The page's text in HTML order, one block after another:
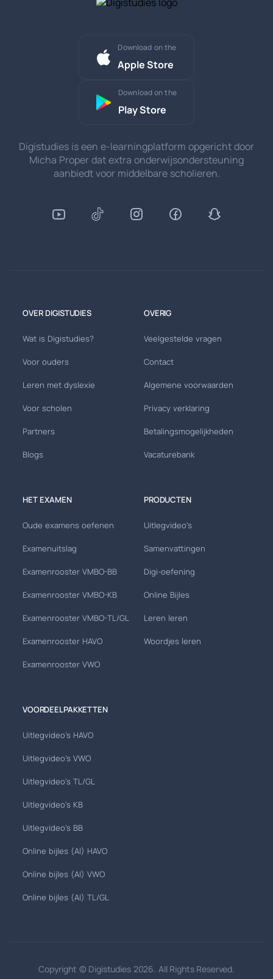
Download on the
Apple Store
Download on the
Play Store
Digistudies is een e-learningplatform opgericht door
Micha Proper dat extra onderwijsondersteuning
aanbiedt voor middelbare scholieren.
OVER DIGISTUDIES
Wat is Digistudies?
Voor ouders
Leren met dyslexie
Voor scholen
Partners
Blogs
OVERIG
Veelgestelde vragen
Contact
Algemene voorwaarden
Privacy verklaring
Betalingsmogelijkheden
Vacaturebank
HET EXAMEN
Oude examens oefenen
Examenuitslag
Examenrooster VMBO-BB
Examenrooster VMBO-KB
Examenrooster VMBO-TL/GL
Examenrooster HAVO
Examenrooster VWO
PRODUCTEN
Uitlegvideo's
Samenvattingen
Digi-oefening
Online Bijles
Leren leren
Woordjes leren
VOORDEELPAKKETTEN
Uitlegvideo's HAVO
Uitlegvideo's VWO
Uitlegvideo's TL/GL
Uitlegvideo's KB
Uitlegvideo's BB
Online bijles (AI) HAVO
Online bijles (AI) VWO
Online bijles (AI) TL/GL
Copyright © Digistudies 2026. All Rights Reserved.